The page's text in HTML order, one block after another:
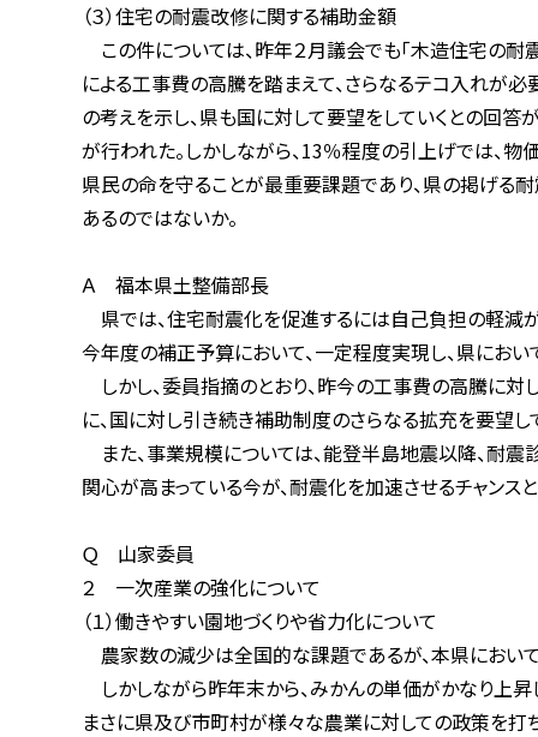
（３）住宅の耐震改修に関する補助金額
この件については、昨年２月議会でも「木造住宅の耐震
による工事費の高騰を踏まえて、さらなるテコ入れが必要
の考えを示し、県も国に対して要望をしていくとの回答
が行われた。しかしながら、13％程度の引上げでは、物価
県民の命を守ることが最重要課題であり、県の掲げる耐
あるのではないか。
Ａ 福本県土整備部長
県では、住宅耐震化を促進するには自己負担の軽減が重
今年度の補正予算において、一定程度実現し、県におい
しかし、委員指摘のとおり、昨今の工事費の高騰に対し
に、国に対し引き続き補助制度のさらなる拡充を要望して
また、事業規模については、能登半島地震以降、耐震診
関心が高まっている今が、耐震化を加速させるチャンスと
Ｑ 山家委員
２ 一次産業の強化について
（１）働きやすい園地づくりや省力化について
農家数の減少は全国的な課題であるが、本県において
しかしながら昨年末から、みかんの単価がかなり上昇し
まさに県及び市町村が様々な農業に対しての政策を打ち